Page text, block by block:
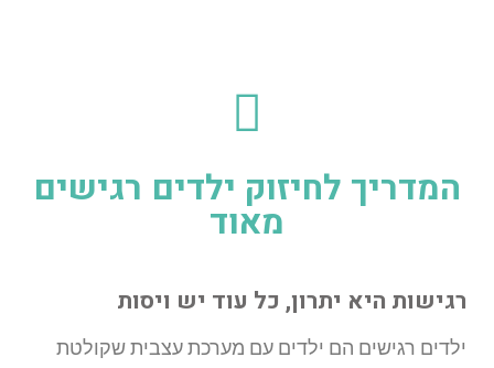
המדריך לחיזוק ילדים רגישים
מאוד
רגישות היא יתרון, כל עוד יש ויסות
ילדים רגישים הם ילדים עם מערכת עצבית שקולטת